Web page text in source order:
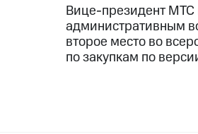
Вице-президент МТС
административным
второе место во
по закупкам по